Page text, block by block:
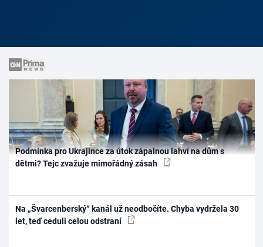
Podmínka pro Ukrajince za útok zápalnou lahví na dům s
dětmi? Tejc zvažuje mimořádný zásah
Na „Švarcenberský“ kanál už neodbočíte. Chyba vydržela 30
let, teď ceduli celou odstraní